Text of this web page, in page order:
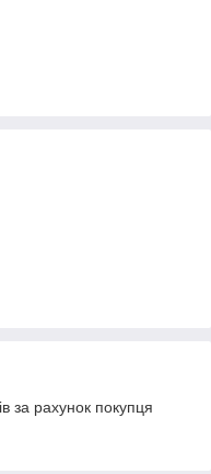
за рахунок покупця